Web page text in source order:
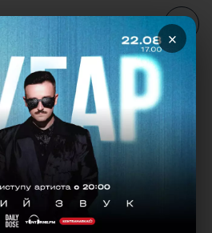
×
ОФЕРТА
оферти з
організації
– фізична особа-підприємець
номер облікової картки
ДРФО 3280406088 (надалі –